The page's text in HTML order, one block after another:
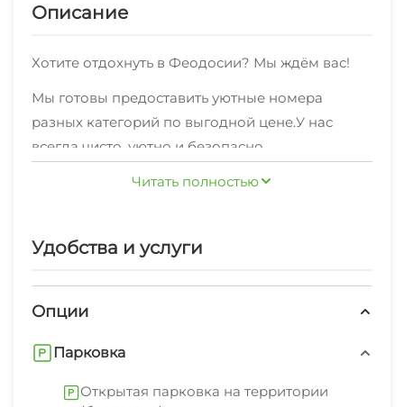
Описание
Хотите отдохнуть в Феодосии? Мы ждём вас!
Мы готовы предоставить уютные номера
разных категорий по выгодной цене.У нас
всегда чисто, уютно и безопасно.
Для вас всегда доступен быстрый
Мы с радостью и без посредников
дополнительныеуслуги: мангал/барбекю,
открытая парковка на территории (бесплатно).
У туристов есть возможность отправиться в
Продуктовые магазины находятся совсем
Читать полностью
Удобства и услуги
Опции
Парковка
Открытая парковка на территории